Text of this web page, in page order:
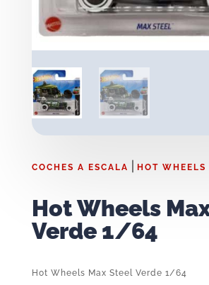
COCHES A ESCALA HOT WHEELS
Hot Wheels
Verde 1/64
Hot Wheels Max Steel Verde 1/64